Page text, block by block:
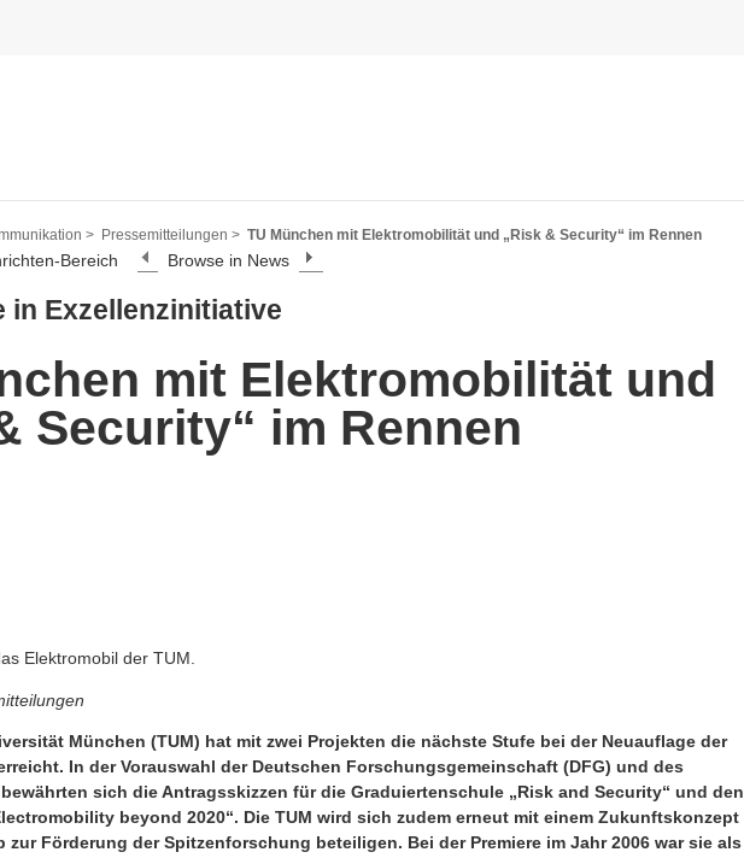
> Pressemitteilungen > TU München mit Elektromobilität und „Risk & Security“ im Rennen
Bereich Browse in News
in Exzellenzinitiative
mit Elektromobilität und
Security“ im Rennen
Elektromobil der TUM.
München (TUM) hat mit zwei Projekten die nächste Stufe bei der Neuauflage der
In der Vorauswahl der Deutschen Forschungsgemeinschaft (DFG) und des
sich die Antragsskizzen für die Graduiertenschule „Risk and Security“ und den
beyond 2020“. Die TUM wird sich zudem erneut mit einem Zukunftskonzept
zur Förderung der Spitzenforschung beteiligen. Bei der Premiere im Jahr 2006 war sie als